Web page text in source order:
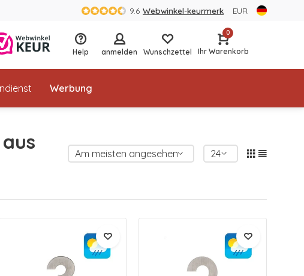
9.6 Webwinkel-keurmerk EUR
Help anmelden Wunschzettel
0
Ihr Warenkorb
Werbung